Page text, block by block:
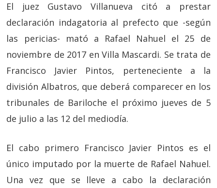
El juez Gustavo Villanueva citó a prestar
declaración indagatoria al prefecto que -según
las pericias- mató a Rafael Nahuel el 25 de
noviembre de 2017 en Villa Mascardi. Se trata de
Francisco Javier Pintos, perteneciente a la
división Albatros, que deberá comparecer en los
tribunales de Bariloche el próximo jueves de 5
de julio a las 12 del mediodía.
El cabo primero Francisco Javier Pintos es el
único imputado por la muerte de Rafael Nahuel.
Una vez que se lleve a cabo la declaración